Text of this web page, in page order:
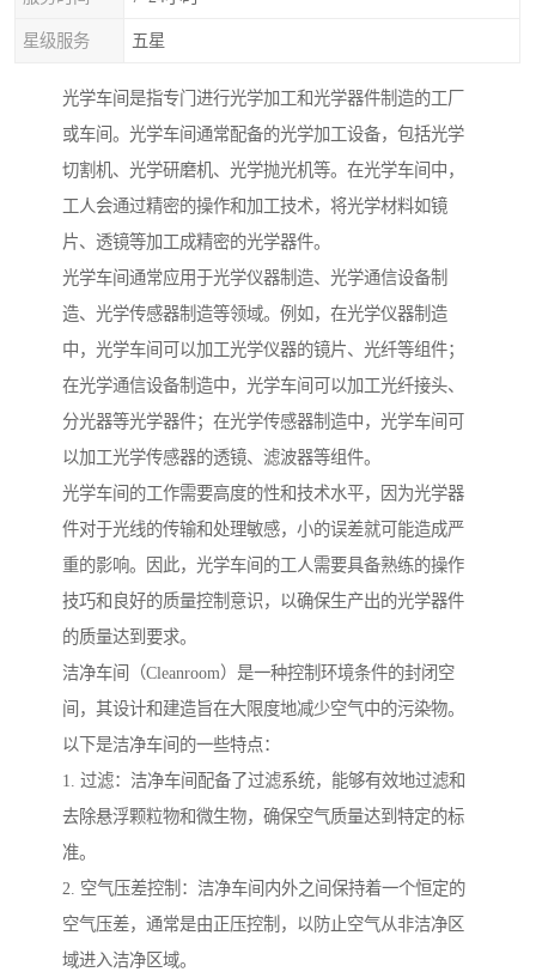
星级服务 五星
光学车间是指专门进行光学加工和光学器件制造的工厂
或车间。光学车间通常配备的光学加工设备，包括光学
切割机、光学研磨机、光学抛光机等。在光学车间中，
工人会通过精密的操作和加工技术，将光学材料如镜
片、透镜等加工成精密的光学器件。
光学车间通常应用于光学仪器制造、光学通信设备制
造、光学传感器制造等领域。例如，在光学仪器制造
中，光学车间可以加工光学仪器的镜片、光纤等组件；
在光学通信设备制造中，光学车间可以加工光纤接头、
分光器等光学器件；在光学传感器制造中，光学车间可
以加工光学传感器的透镜、滤波器等组件。
光学车间的工作需要高度的性和技术水平，因为光学器
件对于光线的传输和处理敏感，小的误差就可能造成严
重的影响。因此，光学车间的工人需要具备熟练的操作
技巧和良好的质量控制意识，以确保生产出的光学器件
的质量达到要求。
洁净车间（Cleanroom）是一种控制环境条件的封闭空
间，其设计和建造旨在大限度地减少空气中的污染物。
以下是洁净车间的一些特点：
1. 过滤：洁净车间配备了过滤系统，能够有效地过滤和
去除悬浮颗粒物和微生物，确保空气质量达到特定的标
准。
2. 空气压差控制：洁净车间内外之间保持着一个恒定的
空气压差，通常是由正压控制，以防止空气从非洁净区
域进入洁净区域。